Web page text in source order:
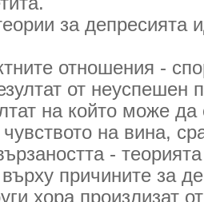
за депресията
отношения -
от неуспешен
на който може да
на вина,
-
причините за
хора произлизат